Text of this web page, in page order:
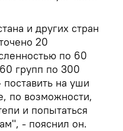
и других стран
20
по 60
групп по 300
на уши
по возможности,
и попытаться
- пояснил он.